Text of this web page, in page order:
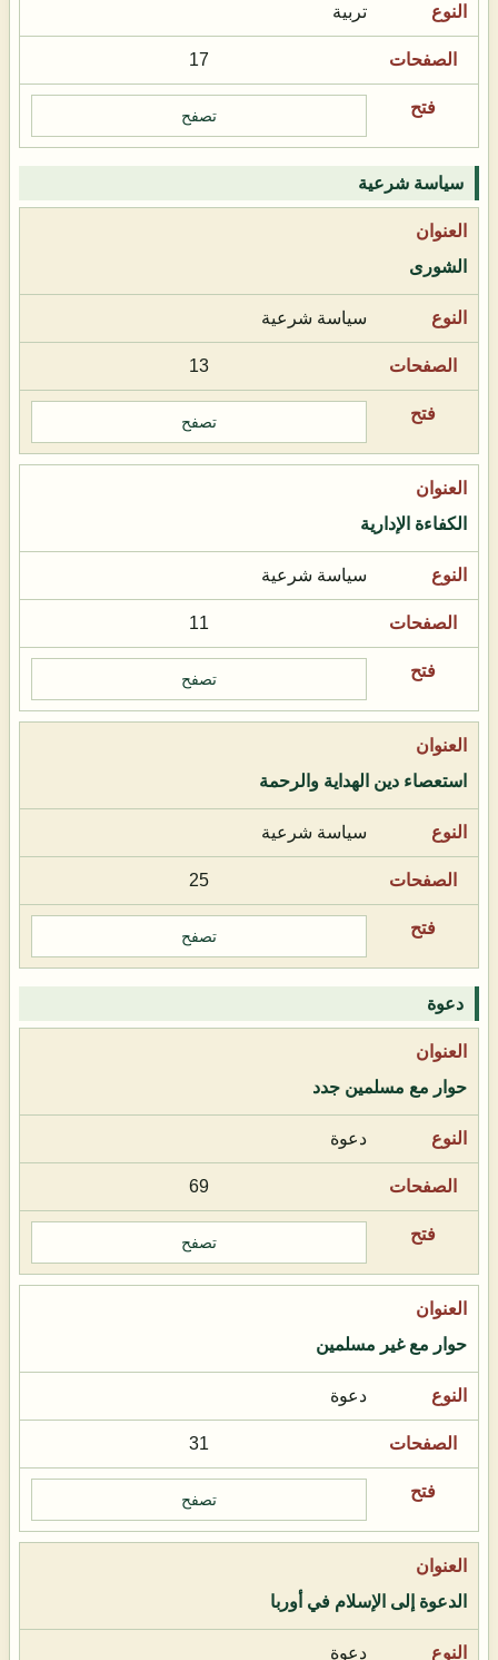
تربية
17
تصفح
سياسة شرعية
الشورى
سياسة شرعية
13
تصفح
الكفاءة الإدارية
سياسة شرعية
11
تصفح
استعصاء دين الهداية والرحمة
سياسة شرعية
25
تصفح
دعوة
حوار مع مسلمين جدد
دعوة
69
تصفح
حوار مع غير مسلمين
دعوة
31
تصفح
الدعوة إلى الإسلام في أوربا
دعوة